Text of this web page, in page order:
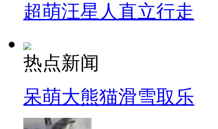
超萌汪星人直立行走
热点新闻
呆萌大熊猫滑雪取乐